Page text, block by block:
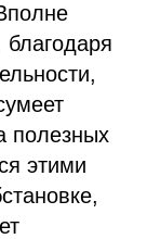
полезных
этими